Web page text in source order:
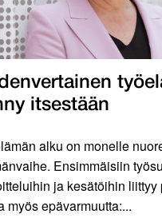
itsestään
alku on monelle
Ensimmäisiin
ja kesätöihin liittyy
myös epävarmuutta:...